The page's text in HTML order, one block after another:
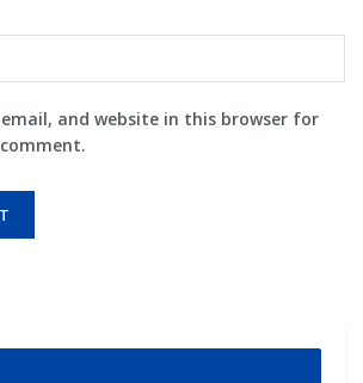
email, and website in this browser for